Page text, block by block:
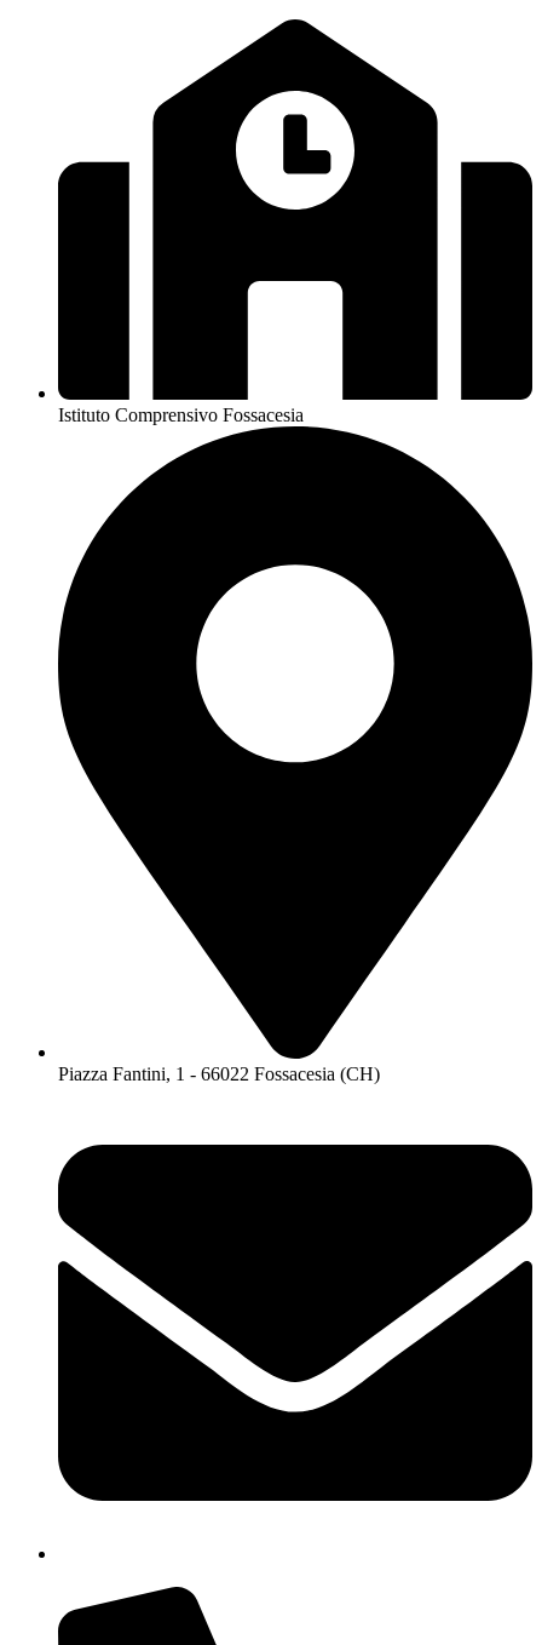
Istituto Comprensivo Fossacesia
Piazza Fantini, 1 - 66022 Fossacesia (CH)